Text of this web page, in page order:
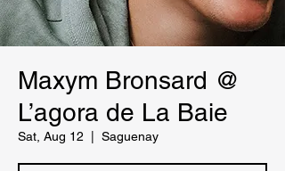
Maxym Bronsard @
L’agora de La Baie
Sat, Aug 12 Saguenay